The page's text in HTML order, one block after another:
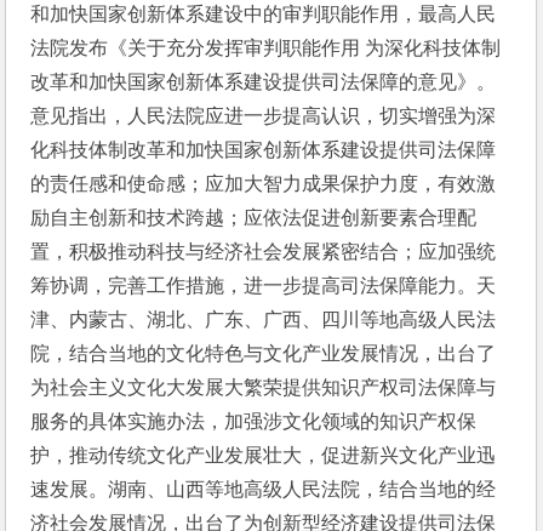
和加快国家创新体系建设中的审判职能作用，最高人民
法院发布《关于充分发挥审判职能作用 为深化科技体制
改革和加快国家创新体系建设提供司法保障的意见》。
意见指出，人民法院应进一步提高认识，切实增强为深
化科技体制改革和加快国家创新体系建设提供司法保障
的责任感和使命感；应加大智力成果保护力度，有效激
励自主创新和技术跨越；应依法促进创新要素合理配
置，积极推动科技与经济社会发展紧密结合；应加强统
筹协调，完善工作措施，进一步提高司法保障能力。天
津、内蒙古、湖北、广东、广西、四川等地高级人民法
院，结合当地的文化特色与文化产业发展情况，出台了
为社会主义文化大发展大繁荣提供知识产权司法保障与
服务的具体实施办法，加强涉文化领域的知识产权保
护，推动传统文化产业发展壮大，促进新兴文化产业迅
速发展。湖南、山西等地高级人民法院，结合当地的经
济社会发展情况，出台了为创新型经济建设提供司法保